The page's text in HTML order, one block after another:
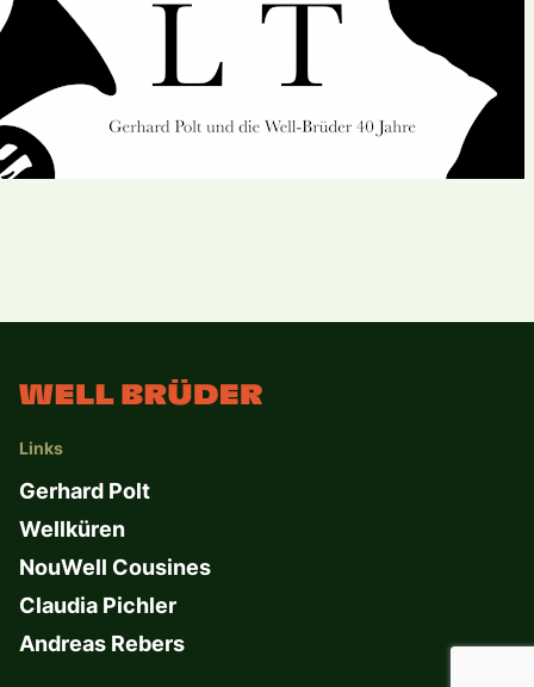
Links
Gerhard Polt
Wellküren
NouWell Cousines
Claudia Pichler
Andreas Rebers